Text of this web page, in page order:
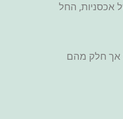
אכסניות, החל
אך חלק מהם